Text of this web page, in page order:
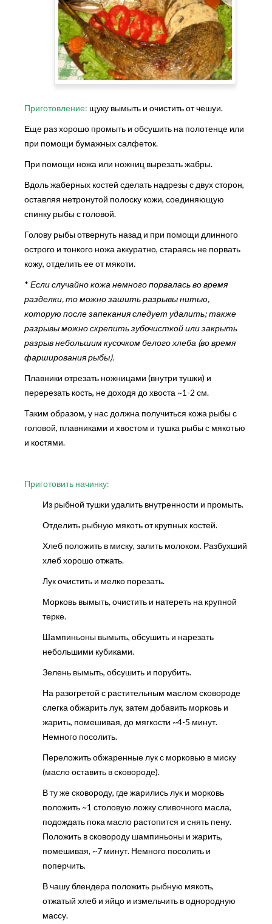
Приготовление: щуку вымыть и очистить от чешуи.
Еще раз хорошо промыть и обсушить на полотенце или
при помощи бумажных салфеток.
При помощи ножа или ножниц вырезать жабры.
Вдоль жаберных костей сделать надрезы с двух сторон,
оставляя нетронутой полоску кожи, соединяющую
спинку рыбы с головой.
Голову рыбы отвернуть назад и при помощи длинного
острого и тонкого ножа аккуратно, стараясь не порвать
кожу, отделить ее от мякоти.
* Если случайно кожа немного порвалась во время
разделки, то можно зашить разрывы нитью,
которую после запекания следует удалить; также
разрывы можно скрепить зубочисткой или закрыть
разрыв небольшим кусочком белого хлеба (во время
фарширования рыбы).
Плавники отрезать ножницами (внутри тушки) и
перерезать кость, не доходя до хвоста ~1-2 см.
Таким образом, у нас должна получиться кожа рыбы с
головой, плавниками и хвостом и тушка рыбы с мякотью
и костями.
Приготовить начинку:
Из рыбной тушки удалить внутренности и промыть.
Отделить рыбную мякоть от крупных костей.
Хлеб положить в миску, залить молоком. Разбухший
хлеб хорошо отжать.
Лук очистить и мелко порезать.
Морковь вымыть, очистить и натереть на крупной
терке.
Шампиньоны вымыть, обсушить и нарезать
небольшими кубиками.
Зелень вымыть, обсушить и порубить.
На разогретой с растительным маслом сковороде
слегка обжарить лук, затем добавить морковь и
жарить, помешивая, до мягкости ~4-5 минут.
Немного посолить.
Переложить обжаренные лук с морковью в миску
(масло оставить в сковороде).
В ту же сковороду, где жарились лук и морковь
положить ~1 столовую ложку сливочного масла,
подождать пока масло растопится и снять пену.
Положить в сковороду шампиньоны и жарить,
помешивая, ~7 минут. Немного посолить и
поперчить.
В чашу блендера положить рыбную мякоть,
отжатый хлеб и яйцо и измельчить в однородную
массу.